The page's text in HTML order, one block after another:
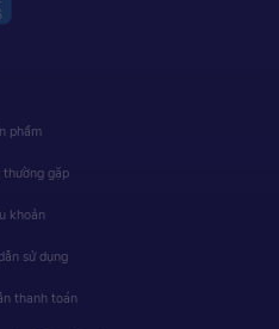
phẩm
thường gặp
khoản
sử dụng
thanh toán